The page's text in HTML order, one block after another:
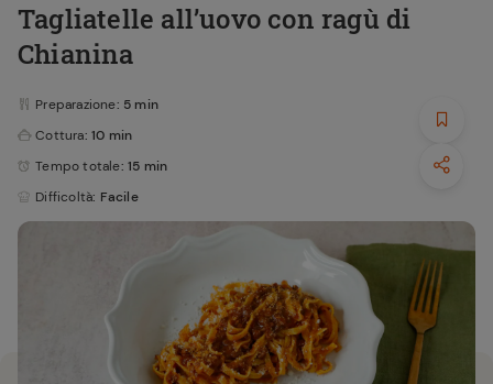
Tagliatelle all’uovo con ragù di
Chianina
Preparazione: 5 min
Cottura: 10 min
Tempo totale: 15 min
Difficoltà: Facile